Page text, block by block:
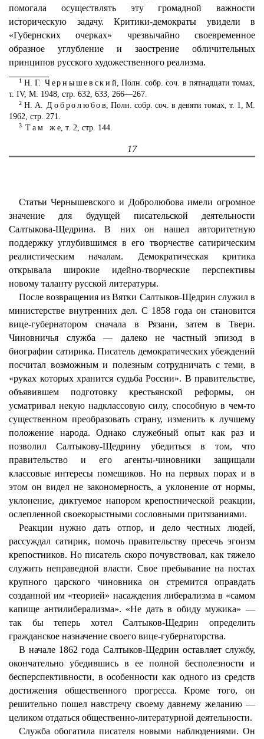
помогала осуществлять эту громадной важности
историческую задачу. Критики-демократы увидели в
«Губернских очерках» чрезвычайно своевременное
образное углубление и заострение обличительных
принципов русского художественного реализма.
1Н. Г. Чернышевский, Полн. собр. соч. в пятнадцати томах,
т. IV, М. 1948, стр. 632, 633, 266—267.
2Н. А. Добролюбов, Полн. собр. соч. в девяти томах, т. 1, М.
1962, стр. 271.
3 Там же, т. 2, стр. 144.
17
Статьи Чернышевского и Добролюбова имели огромное
значение для будущей писательской деятельности
Салтыкова-Щедрина. В них он нашел авторитетную
поддержку углубившимся в его творчестве сатирическим
реалистическим началам. Демократическая критика
открывала широкие идейно-творческие перспективы
новому таланту русской литературы.
После возвращения из Вятки Салтыков-Щедрин служил в
министерстве внутренних дел. С 1858 года он становится
вице-губернатором сначала в Рязани, затем в Твери.
Чиновничья служба — далеко не частный эпизод в
биографии сатирика. Писатель демократических убеждений
посчитал возможным и полезным сотрудничать с теми, в
«руках которых хранится судьба России». В правительстве,
объявившем подготовку крестьянской реформы, он
усматривал некую надклассовую силу, способную в чем-то
существенном преобразовать страну, изменить к лучшему
положение народа. Однако служебный опыт как раз и
позволил Салтыкову-Щедрину убедиться в том, что
правительство и его агенты-чиновники защищали
классовые интересы помещиков. Но на первых порах и в
этом он видел не закономерность, а уклонение от нормы,
уклонение, диктуемое напором крепостнической реакции,
ослепленной своекорыстными сословными притязаниями.
Реакции нужно дать отпор, и дело честных людей,
рассуждал сатирик, помочь правительству пресечь эгоизм
крепостников. Но писатель скоро почувствовал, как тяжело
служить неправедной власти. Свое пребывание на постах
крупного царского чиновника он стремится оправдать
созданной им «теорией» насаждения либерализма в «самом
капище антилиберализма». «Не дать в обиду мужика» —
так бы теперь хотел Салтыков-Щедрин определить
гражданское назначение своего вице-губернаторства.
В начале 1862 года Салтыков-Щедрин оставляет службу,
окончательно убедившись в ее полной бесполезности и
бесперспективности, в особенности как одного из средств
достижения общественного прогресса. Кроме того, он
решительно пошел навстречу своему давнему желанию —
целиком отдаться общественно-литературной деятельности.
Служба обогатила писателя новыми наблюдениями. Он